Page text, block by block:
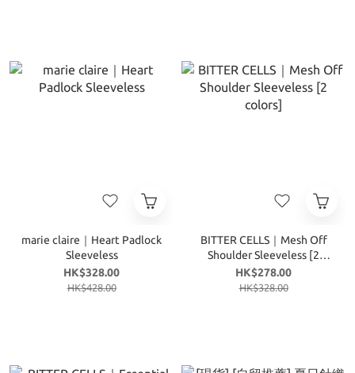
marie claire｜Heart Padlock
Sleeveless
HK$328.00
HK$428.00
BITTER CELLS｜Mesh Off
Shoulder Sleeveless [2
colors]
HK$278.00
HK$328.00